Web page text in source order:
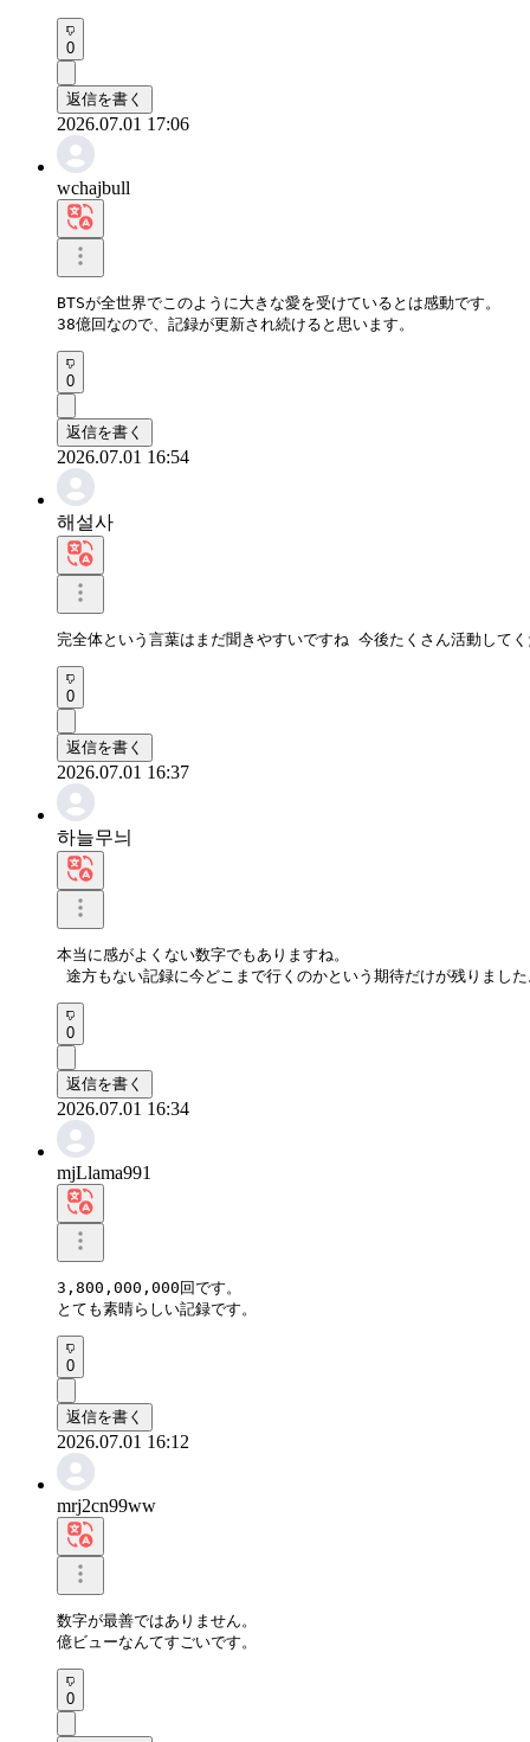
0
返信を書く
2026.07.01 17:06
wchajbull
BTSが全世界でこのように大きな愛を受けているとは感動です。
38億回なので、記録が更新され続けると思います。
0
返信を書く
2026.07.01 16:54
해설사
完全体という言葉はまだ聞きやすいですね 今後たくさん活動して
0
返信を書く
2026.07.01 16:37
하늘무늬
本当に感がよくない数字でもありますね。
途方もない記録に今どこまで行くのかという期待だけが残りまし
0
返信を書く
2026.07.01 16:34
mjLlama991
3,800,000,000回です。
とても素晴らしい記録です。
0
返信を書く
2026.07.01 16:12
mrj2cn99ww
数字が最善ではありません。
億ビューなんてすごいです。
0